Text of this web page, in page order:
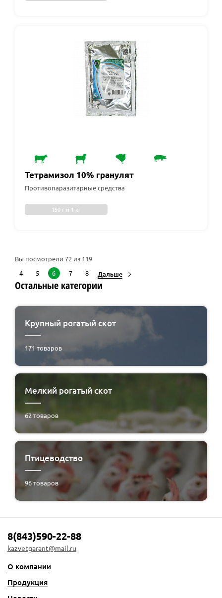
Тетрамизол 10% гранулят
Противопаразитарные средства
150 г и 1 кг
4 5 6 7 8 Дальше
Вы посмотрели 72 из 119
Остальные категории
Крупный рогатый скот
171 товаров
Мелкий рогатый скот
62товаров
Птицеводство
96товаров
8(843)590-22-88
kazvetgarant@mail.ru
О компании
Продукция